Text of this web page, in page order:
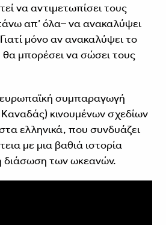
να αντιμετωπίσει τους
απ’ όλα– να ανακαλύψει
μόνο αν ανακαλύψει το
θα μπορέσει να σώσει τους
συμπαραγωγή
Καναδάς) κινουμένων σχεδίων
ελληνικά, που συνδυάζει
με μια βαθιά ιστορία
διάσωση των ωκεανών.